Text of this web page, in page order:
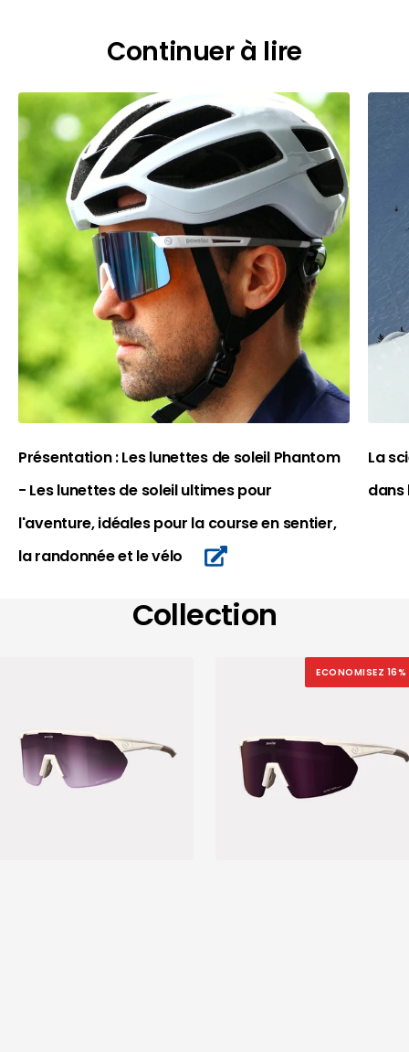
Continuer à lire
Présentation : Les lunettes de soleil Phantom
- Les lunettes de soleil ultimes pour
l'aventure, idéales pour la course en sentier,
la randonnée et le vélo
La
Collection
ECONOMISEZ 16%